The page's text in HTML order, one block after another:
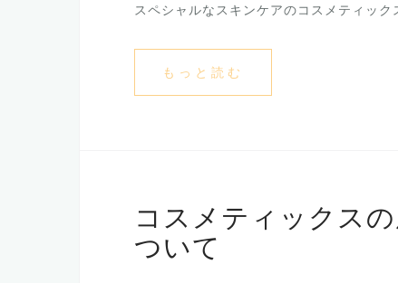
スペシャルなスキンケアのコスメティッ
もっと読む
コスメティックス
ついて